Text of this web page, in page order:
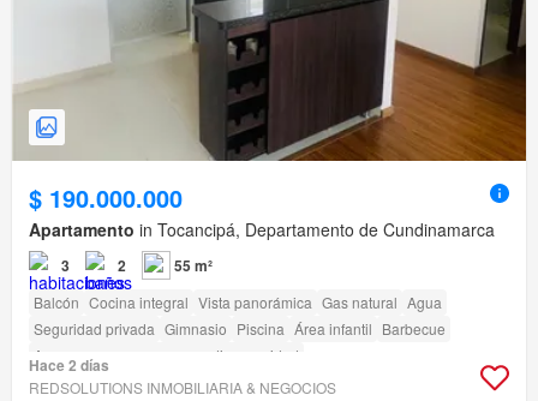
$ 190.000.000
Apartamento in Tocancipá, Departamento de Cundinamarca
3 2 55 m²
Balcón Cocina integral Vista panorámica Gas natural Agua
Seguridad privada Gimnasio Piscina Área infantil Barbecue
Acceso para personas con discapacidad
Hace 2 días
REDSOLUTIONS INMOBILIARIA & NEGOCIOS